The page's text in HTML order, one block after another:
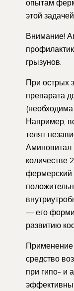
опытам
этой
Внимание!
грызунов.
При острых
препарата
(необходима
Например,
телят
Аминовитал
количестве
фермерский
— его
развитию
средство
при гипо- и